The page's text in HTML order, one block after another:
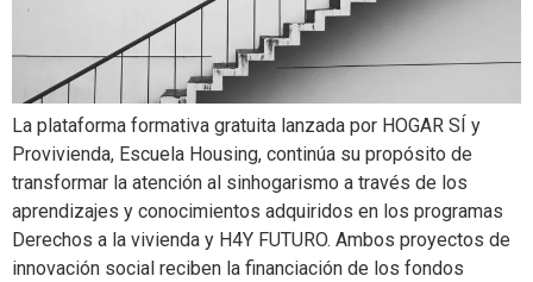
La plataforma formativa gratuita lanzada por HOGAR SÍ y
Provivienda, Escuela Housing, continúa su propósito de
transformar la atención al sinhogarismo a través de los
aprendizajes y conocimientos adquiridos en los programas
Derechos a la vivienda y H4Y FUTURO. Ambos proyectos de
innovación social reciben la financiación de los fondos